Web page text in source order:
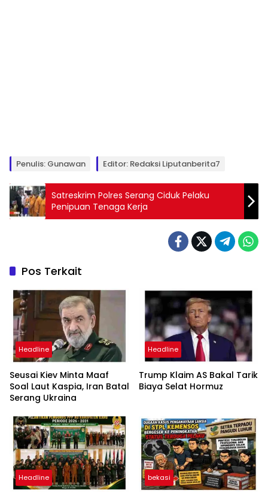
Penulis: Gunawan Editor: Redaksi Liputanberita7
Satreskrim Polres Serang Ciduk Pelaku
Penipuan Tenaga Kerja
Pos Terkait
Headline
Seusai Kiev Minta Maaf
Soal Laut Kaspia, Iran Batal
Serang Ukraina
Headline
Trump Klaim AS Bakal Tarik
Biaya Selat Hormuz
Headline bekasi